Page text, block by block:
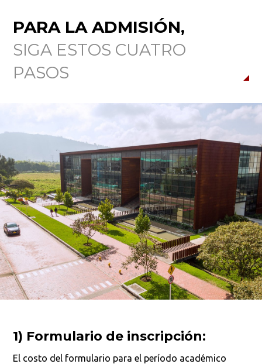
PARA LA ADMISIÓN,
SIGA ESTOS CUATRO
PASOS
1) Formulario de inscripción:
El costo del formulario para el período académico